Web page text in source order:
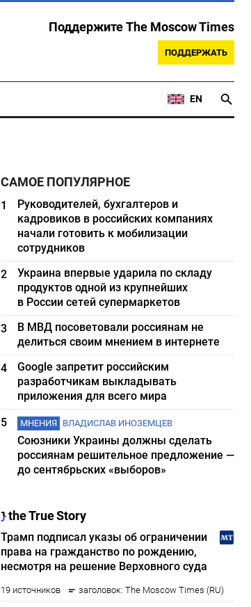
Поддержите The Moscow Times
ПОДДЕРЖАТЬ
EN
САМОЕ ПОПУЛЯРНОЕ
1
Руководителей, бухгалтеров и
кадровиков в российских компаниях
начали готовить к мобилизации
сотрудников
2
Украина впервые ударила по складу
продуктов одной из крупнейших
в России сетей супермаркетов
3
В МВД посоветовали россиянам не
делиться своим мнением в интернете
4
Google запретит российским
разработчикам выкладывать
приложения для всего мира
5
МНЕНИЯ ВЛАДИСЛАВ ИНОЗЕМЦЕВ
Союзники Украины должны сделать
россиянам решительное предложение —
до сентябрьских «выборов»